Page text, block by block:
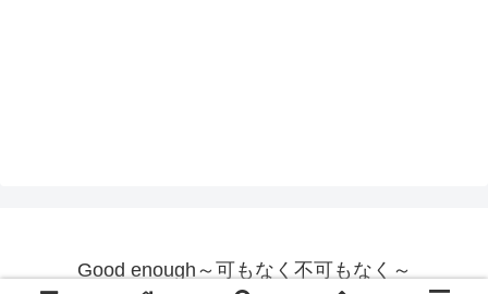
Good enough～可もなく不可もなく～